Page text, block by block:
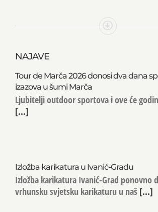
NAJAVE
Tour de Marča 2026 donosi dva dana
izazova u šumi Marča
Ljubitelji outdoor sportova i ove će
[...]
Izložba karikatura u Ivanić-Gradu
Izložba karikatura Ivanić-Grad ponovno
vrhunsku svjetsku karikaturu u naš [...]